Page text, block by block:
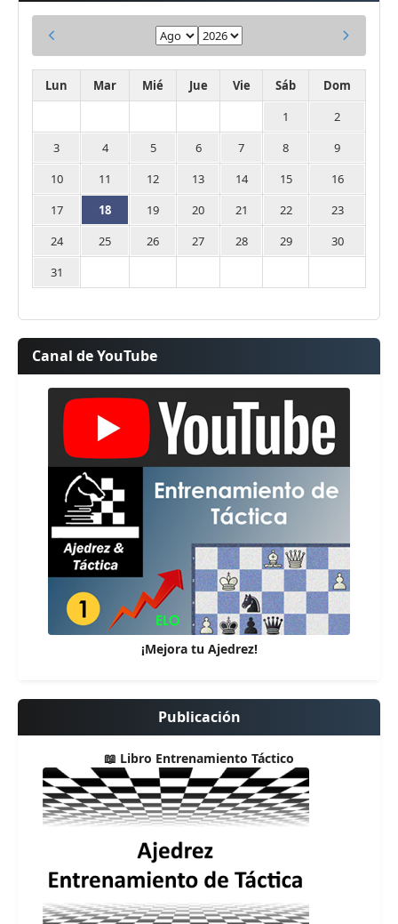
Lun Mar Mié Jue Vie Sáb
Dom
1
2
3
4 5 6 7 8
9
10
11 12 13 14 15
16
17
18 19 20 21 22
23
24
25 26 27 28 29
30
31
Canal de YouTube
¡Mejora tu Ajedrez!
Publicación
📖 Libro Entrenamiento Táctico